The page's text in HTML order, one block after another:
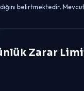
belirtmektedir.
Zarar